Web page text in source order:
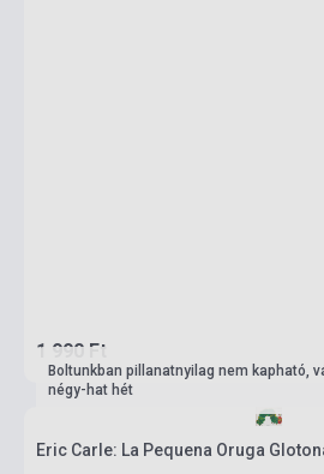
1 990 Ft
Boltunkban pillanatnyilag nem kapható,
négy-hat hét
Eric Carle: La Pequena Oruga